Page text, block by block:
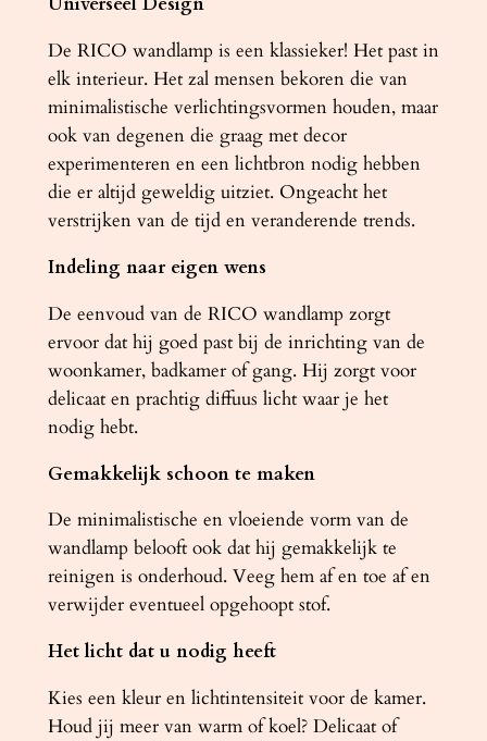
De RICO wandlamp is een klassieker! Het past in
elk interieur. Het zal mensen bekoren die van
minimalistische verlichtingsvormen houden, maar
ook van degenen die graag met decor
experimenteren en een lichtbron nodig hebben
die er altijd geweldig uitziet. Ongeacht het
verstrijken van de tijd en veranderende trends.
Indeling naar eigen wens
De eenvoud van de RICO wandlamp zorgt
ervoor dat hij goed past bij de inrichting van de
woonkamer, badkamer of gang. Hij zorgt voor
delicaat en prachtig diffuus licht waar je het
nodig hebt.
Gemakkelijk schoon te maken
De minimalistische en vloeiende vorm van de
wandlamp belooft ook dat hij gemakkelijk te
reinigen is onderhoud. Veeg hem af en toe af en
verwijder eventueel opgehoopt stof.
Het licht dat u nodig heeft
Kies een kleur en lichtintensiteit voor de kamer.
Houd jij meer van warm of koel? Delicaat of